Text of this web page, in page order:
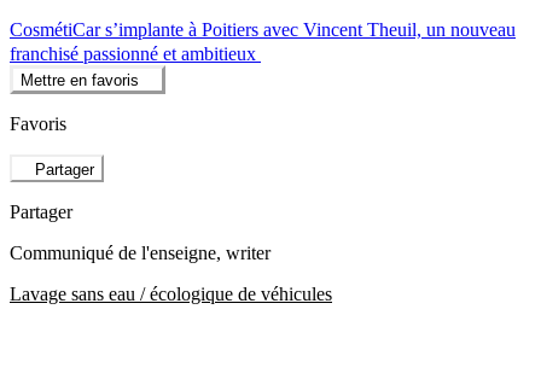
CosmétiCar s’implante à Poitiers avec Vincent Theuil, un nouveau
franchisé passionné et ambitieux
Mettre en favoris
Favoris
Partager
Partager
Communiqué de l'enseigne, writer
Lavage sans eau / écologique de véhicules